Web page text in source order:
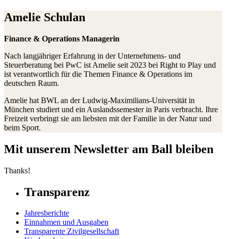
Amelie Schulan
Finance & Operations Managerin
Nach langjähriger Erfahrung in der Unternehmens- und
Steuerberatung bei PwC ist Amelie seit 2023 bei Right to Play und
ist verantwortlich für die Themen Finance & Operations im
deutschen Raum.
Amelie hat BWL an der Ludwig-Maximilians-Universität in
München studiert und ein Auslandssemester in Paris verbracht. Ihre
Freizeit verbringt sie am liebsten mit der Familie in der Natur und
beim Sport.
Mit unserem Newsletter am Ball bleiben
Thanks!
Transparenz
Jahresberichte
Einnahmen und Ausgaben
Transparente Zivilgesellschaft